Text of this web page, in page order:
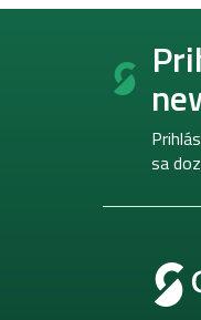
Z
sa